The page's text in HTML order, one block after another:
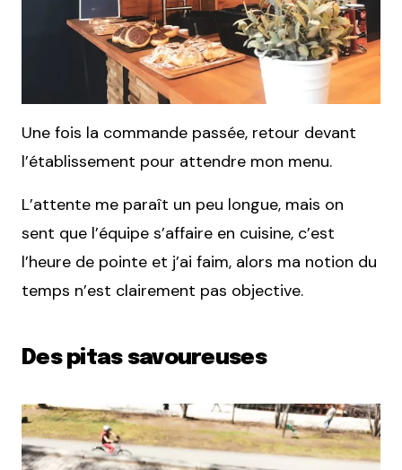
Une fois la commande passée, retour devant
l’établissement pour attendre mon menu.
L’attente me paraît un peu longue, mais on
sent que l’équipe s’affaire en cuisine, c’est
l’heure de pointe et j’ai faim, alors ma notion du
temps n’est clairement pas objective.
Des pitas savoureuses